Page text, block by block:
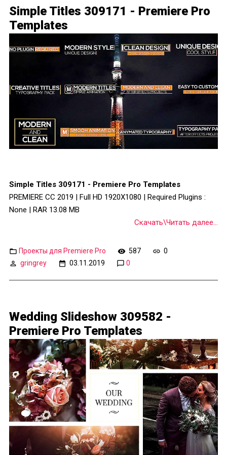
Simple Titles 309171 - Premiere Pro
Templates
Simple Titles 309171 - Premiere Pro Templates
PREMIERE CC 2019 | Full HD 1920X1080 | Required Plugins :
None | RAR 13.08 MB
Скачать\Читать далее...
Проекты для Premiere Pro 587
0
gringrey
03.11.2019 0
Wedding Slideshow 309582 -
Premiere Pro Templates